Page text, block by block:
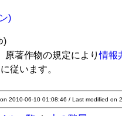
)
)
原著作物の規定により情報
従います。
on 2010-06-10 01:08:46 / Last modified on